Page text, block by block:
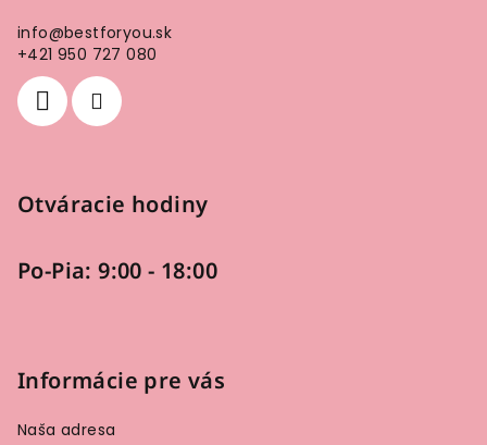
info@bestforyou.sk
+421 950 727 080
Otváracie hodiny
Po-Pia: 9:00 - 18:00
Informácie pre vás
Naša adresa